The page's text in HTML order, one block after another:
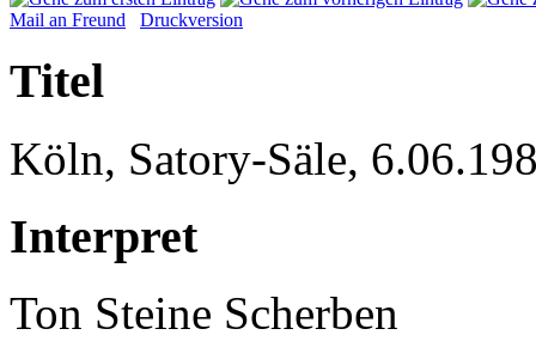
Mail an Freund Druckversion
Titel
Köln, Satory-Säle,
Interpret
Ton Steine Scherben